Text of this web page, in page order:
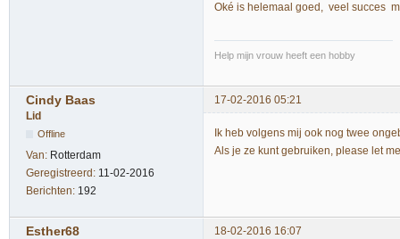
Oké is helemaal goed, veel succes
Help mijn vrouw heeft een hobby
Cindy Baas
17-02-2016 05:21
Lid
Offline
Van: Rotterdam
Geregistreerd: 11-02-2016
Berichten: 192
Ik heb volgens mij ook nog twee
Als je ze kunt gebruiken, please let
Esther68
18-02-2016 16:07